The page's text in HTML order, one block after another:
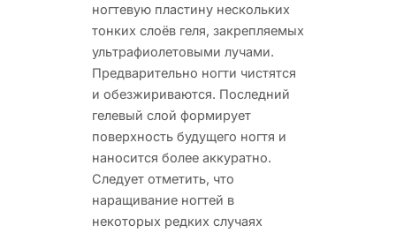
ногтевую пластину нескольких
тонких слоёв геля, закрепляемых
ультрафиолетовыми лучами.
Предварительно ногти чистятся
и обезжириваются. Последний
гелевый слой формирует
поверхность будущего ногтя и
наносится более аккуратно.
Следует отметить, что
наращивание ногтей в
некоторых редких случаях